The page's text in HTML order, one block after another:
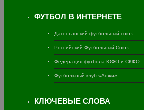
ФУТБОЛ В ИНТЕРНЕТЕ
Дагестанский футбольный союз
Российский Футбольный Союз
Федерация футбола ЮФО и СКФО
Футбольный клуб «Анжи»
КЛЮЧЕВЫЕ СЛОВА